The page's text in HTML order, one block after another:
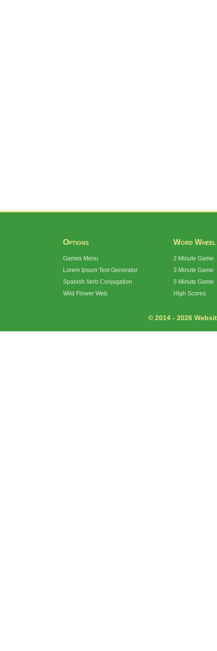
Options
Games Menu
Lorem Ipsum Text Generator
Spanish Verb Conjugation
Wild Flower Web
Word Wheel
2 Minute Game
3 Minute Game
5 Minute Game
High Scores
© 2014 - 2026